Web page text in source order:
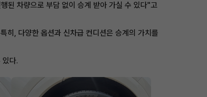
된 차량으로 부담 없이 승계 받아 가실 수 있다"고
히, 다양한 옵션과 신차급 컨디션은 승계의 가치를
다.